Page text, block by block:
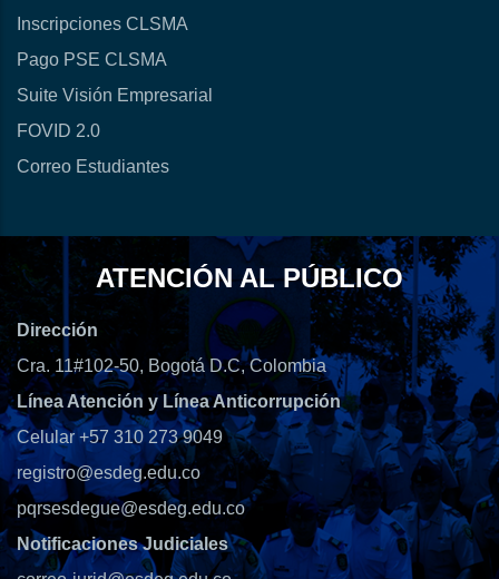
Inscripciones CLSMA
Pago PSE CLSMA
Suite Visión Empresarial
FOVID 2.0
Correo Estudiantes
ATENCIÓN AL PÚBLICO
Dirección
Cra. 11#102-50, Bogotá D.C, Colombia
Línea Atención y Línea Anticorrupción
Celular +57 310 273 9049
registro@esdeg.edu.co
pqrsesdegue@esdeg.edu.co
Notificaciones Judiciales